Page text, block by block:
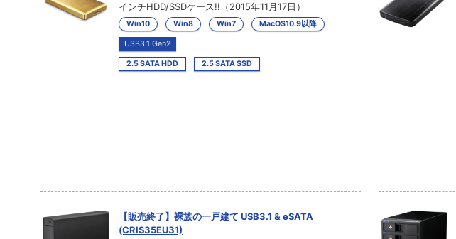
インチHDD/SSDケース!!（2015年11月17日）
Win10 Win8 Win7 MacOS10.9以降
USB3.1 Gen2
2.5 SATA HDD 2.5 SATA SSD
【販売終了】裸族の一戸建て USB3.1 & eSATA
(CRIS35EU31)